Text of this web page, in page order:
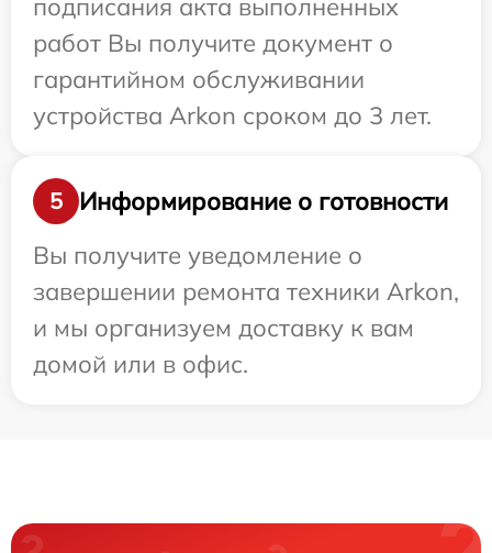
подписания акта выполненных
работ Вы получите документ о
гарантийном обслуживании
устройства Arkon сроком до 3 лет.
5
Информирование о готовности
Вы получите уведомление о
завершении ремонта техники Arkon,
и мы организуем доставку к вам
домой или в офис.